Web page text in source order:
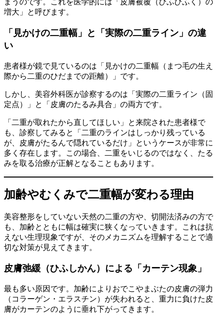
まうのです。これを医学的には「皮膚被覆（ひふひふく）の
増大」と呼びます。
「見かけの二重幅」と「実際の二重ライン」の違
い
患者様が鏡で見ているのは「見かけの二重幅（まつ毛の生え
際から二重のひだまでの距離）」です。
しかし、美容外科医が診察するのは「実際の二重ライン（固
定点）」と「皮膚のたるみ具合」の両方です。
「二重が取れたから直してほしい」と来院された患者様で
も、診察してみると「二重のラインはしっかり残っている
が、皮膚がたるんで隠れているだけ」というケースが非常に
多く存在します。この場合、二重をいじるのではなく、たる
みを取る治療が正解となることもあります。
加齢やむくみで二重幅が変わる理由
美容整形をしていない天然の二重の方や、切開法済みの方で
も、加齢とともに幅は確実に狭くなっていきます。これは抗
えない生理現象ですが、そのメカニズムを理解することで適
切な対策が見えてきます。
皮膚弛緩（ひふしかん）による「カーテン現象」
最も多い原因です。加齢によりおでこやまぶたの皮膚の弾力
（コラーゲン・エラスチン）が失われると、重力に負けた皮
膚がカーテンのように垂れ下がってきます。